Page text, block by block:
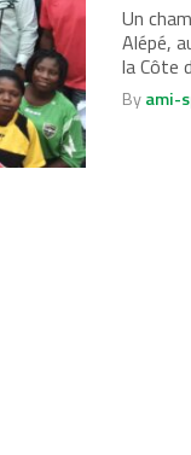
Un
Alépé,
la Côte
Byami-